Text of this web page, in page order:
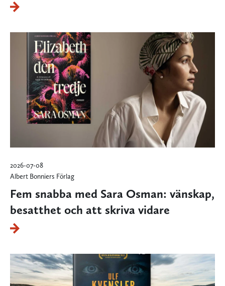
2026-07-08
Albert Bonniers Förlag
Fem snabba med Sara Osman: vänskap,
besatthet och att skriva vidare